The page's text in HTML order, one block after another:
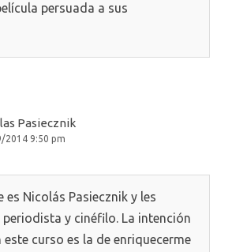
persuada a sus
Pasiecznik
2014 9:50 pm
es Nicolás Pasiecznik y les
y cinéfilo. La intención
curso es la de enriquecerme